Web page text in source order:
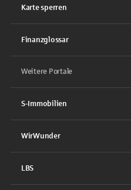
Karte sperren
Finanzglossar
Weitere Portale
S-Immobilien
WirWunder
LBS